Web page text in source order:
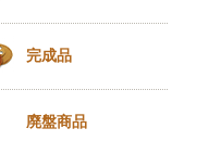
完成品
廃盤商品